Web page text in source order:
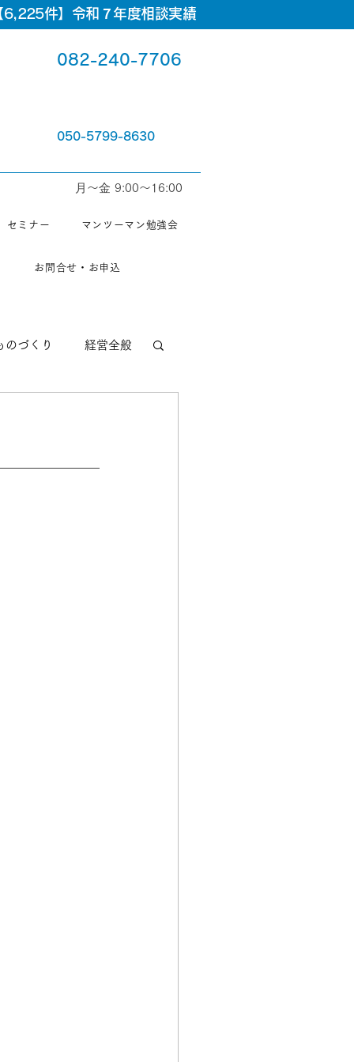
6,225件】令和７年度相談実績
082-240-7706
050-5799-8630
⽉〜⾦ 9:00〜16:00
セミナー マンツーマン勉強会
お問合せ・お申込
のづくり 経営全般